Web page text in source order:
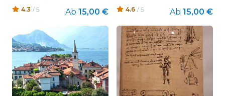
4.3 / 5 Ab 15,00 € 4.6 / 5 Ab 15,00 €